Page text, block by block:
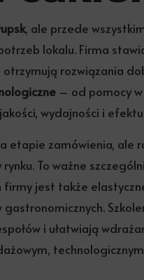
, ale przede
lokalu. Firma
rozwiązania
– od pomocy w
wydajności i
etapie zamówienia, ale
To ważne
jest także
i ułatwiają